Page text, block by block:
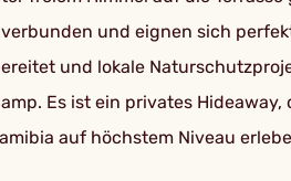
und eignen sich
und lokale
Es ist ein privates
auf höchstem Niveau